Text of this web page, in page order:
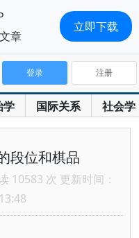
学 国际关系 社会学
登录 注册
段位和棋品
10583 次 更新时间：
章
立即下载